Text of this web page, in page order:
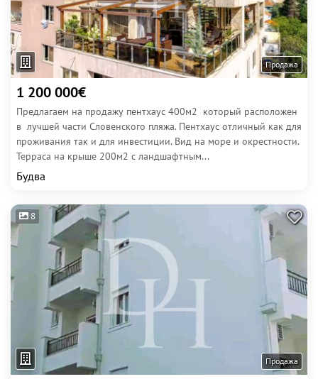
Продажа
1 200 000€
Предлагаем на продажу пентхаус 400м2 который расположен
в лучшей части Словенского пляжа. Пентхаус отличный как для
проживания так и для инвестиции. Вид на море и окрестности.
Терраса на крыше 200м2 с ландшафтным...
Будва
8
Продажа